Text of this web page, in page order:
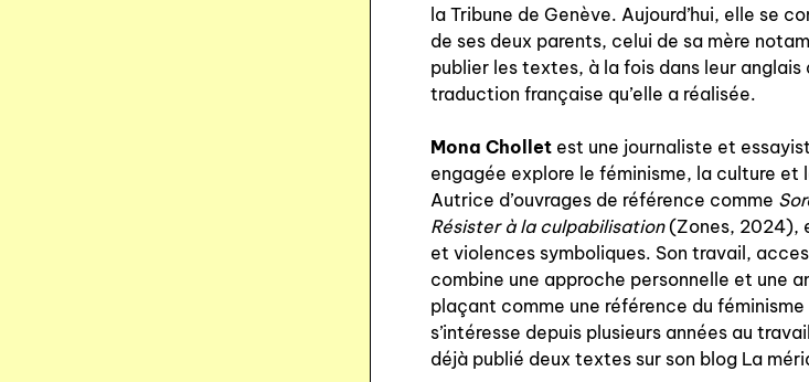
la Tribune de Genève. Aujourd’hui, elle se
de ses deux parents, celui de sa mère
publier les textes, à la fois dans leur anglais
traduction française qu’elle a réalisée.
Mona Chollet est une journaliste et
engagée explore le féminisme, la culture et
Autrice d’ouvrages de référence comme
Résister à la culpabilisation(Zones, 2024),
et violences symboliques. Son travail,
combine une approche personnelle et une
plaçant comme une référence du
s’intéresse depuis plusieurs années au
déjà publié deux textes sur son blog La